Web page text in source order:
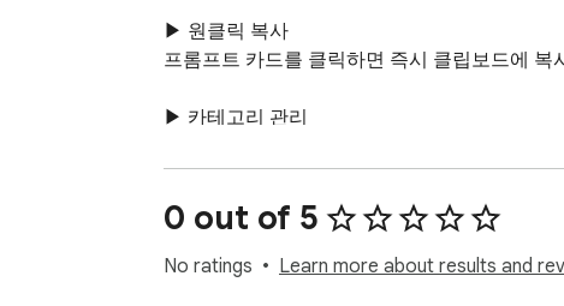
▶ 원클릭 복사
프롬프트 카드를 클릭하면 즉시 클립보드에 복
▶ 카테고리 관리
▶ 키보드 단축키
- 1~5: 현재 카테고리 상위 5개 빠른 복사
- ←→: 카테고리 간 이동
0 out of 5
No ratings Learn more about results and